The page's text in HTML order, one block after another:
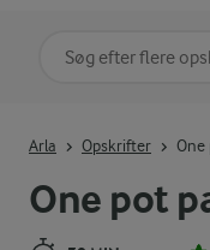
One pot
Arla Opskrifter One
Søg på kategori